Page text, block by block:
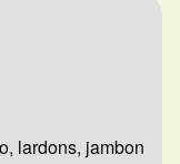
lardons, jambon